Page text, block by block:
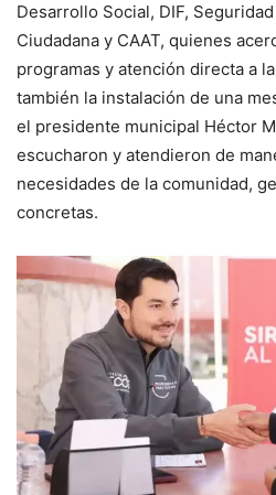
Desarrollo Social, DIF,
Ciudadana y CAAT, quienes
programas y atención directa a
también la instalación de una
el presidente municipal Héctor
escucharon y atendieron de
necesidades de la comunidad,
concretas.